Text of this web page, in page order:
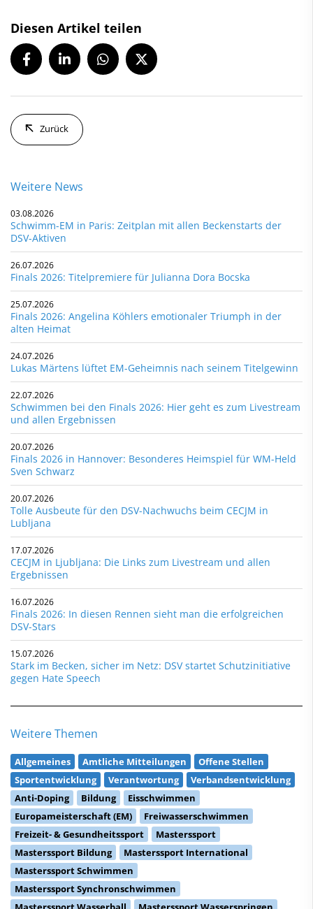
Diesen Artikel teilen
Zurück
Weitere News
03.08.2026
Schwimm-EM in Paris: Zeitplan mit allen Beckenstarts der
DSV-Aktiven
26.07.2026
Finals 2026: Titelpremiere für Julianna Dora Bocska
25.07.2026
Finals 2026: Angelina Köhlers emotionaler Triumph in der
alten Heimat
24.07.2026
Lukas Märtens lüftet EM-Geheimnis nach seinem Titelgewinn
22.07.2026
Schwimmen bei den Finals 2026: Hier geht es zum Livestream
und allen Ergebnissen
20.07.2026
Finals 2026 in Hannover: Besonderes Heimspiel für WM-Held
Sven Schwarz
20.07.2026
Tolle Ausbeute für den DSV-Nachwuchs beim CECJM in
Lubljana
17.07.2026
CECJM in Ljubljana: Die Links zum Livestream und allen
Ergebnissen
16.07.2026
Finals 2026: In diesen Rennen sieht man die erfolgreichen
DSV-Stars
15.07.2026
Stark im Becken, sicher im Netz: DSV startet Schutzinitiative
gegen Hate Speech
Weitere Themen
Allgemeines Amtliche Mitteilungen
Offene Stellen
Sportentwicklung
Verantwortung
Verbandsentwicklung
Anti-Doping
Bildung
Eisschwimmen
Europameisterschaft (EM)
Freiwasserschwimmen
Freizeit- & Gesundheitssport
Masterssport
Masterssport Bildung
Masterssport International
Masterssport Schwimmen
Masterssport Synchronschwimmen